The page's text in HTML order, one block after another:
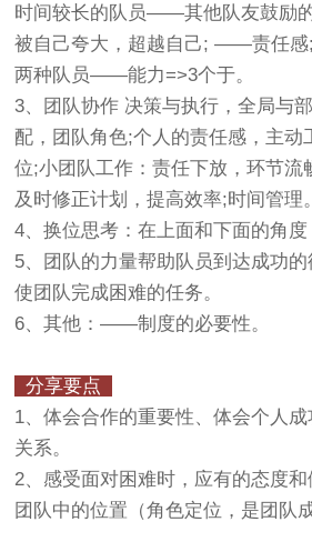
时间较长的队员——其他队友鼓励
被自己夸大，超越自己; ——责任
两种队员——能力=>3个于。
3、团队协作 决策与执行，全局与
配，团队角色;个人的责任感，主动
位;小团队工作：责任下放，环节流
及时修正计划，提高效率;时间管理。
4、换位思考：在上面和下面的角度
5、团队的力量帮助队员到达成功
使团队完成困难的任务。
6、其他：——制度的必要性。
分享要点
1、体会合作的重要性、体会个人
关系。
2、感受面对困难时，应有的态度
团队中的位置（角色定位，是团队